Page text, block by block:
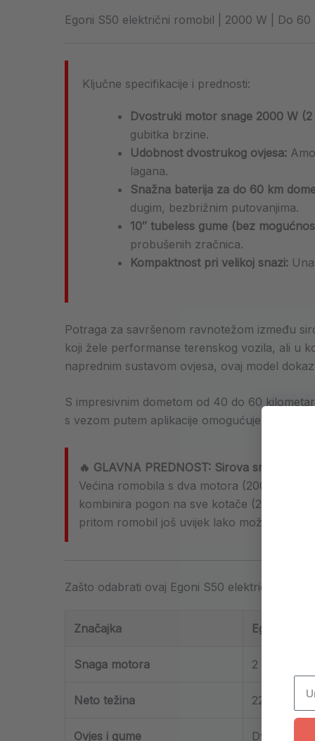
Egoni S50 električni romobil | 2000 W | Do
Ključne specifikacije i prednosti:
Dvostruki motor snage 2000 W
gubitka brzine.
Udobnost dvostrukog ovjesa:
lagana.
Snažna baterija za do 60 km
dugim, bezbrižnim putovanjima.
10″ tubeless gume (bez
probušenih zračnica.
Kompaktnost pri velikoj snazi:
Potraga za savršenom ravnotežom između
koji žele performanse terenskog vozila, ali u
naprednim sustavom ovjesa, ovaj model
S impresivnim dometom od 40 do 60
s vezom putem aplikacije omogućuje vam da
🔥 GLAVNA PREDNOST: Sirova snaga
Većina romobila s dva motora (2000 W+)
kombinira pogon na sve kotače (2 × 1000
pritom romobil još uvijek lako možete
Zašto odabrati ovaj Egoni S50 električni
Značajka Egoni S50
Snaga motora 2 × 1000
Neto težina 22 kg
Ovjes i gume Dvostruki